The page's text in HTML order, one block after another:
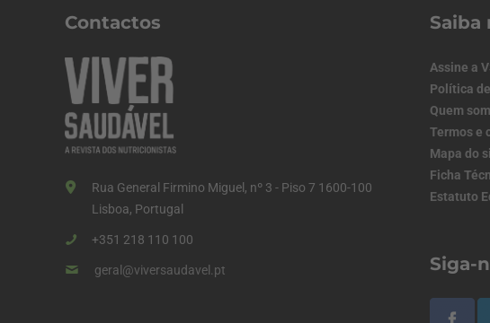
Contactos
Rua General Firmino Miguel, nº 3 - Piso 7 1600-100
Lisboa, Portugal
+351 218 110 100
geral@viversaudavel.pt
Saiba
Assine a
Política
Quem
Termos e
Mapa do
Ficha
Estatuto
Siga-